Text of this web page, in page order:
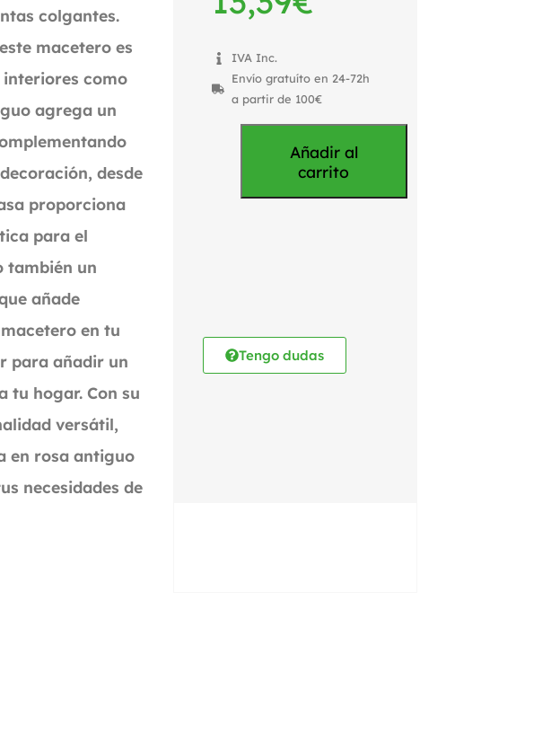
colgantes.
macetero es
como
agrega un
desde
proporciona
para el
también un
añade
en tu
para añadir un
tu hogar. Con su
versátil,
en rosa antiguo
necesidades de
IVA Inc.
Envío gratuíto en 24-72h
a partir de 100€
Añadir al
carrito
Tengo dudas